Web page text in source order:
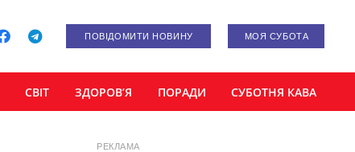
ПОВІДОМИТИ НОВИНУ МОЯ СУБОТА
СВІТ ЗДОРОВ’Я ПОРАДИ СУБОТНЯ КАВА
РЕКЛАМА